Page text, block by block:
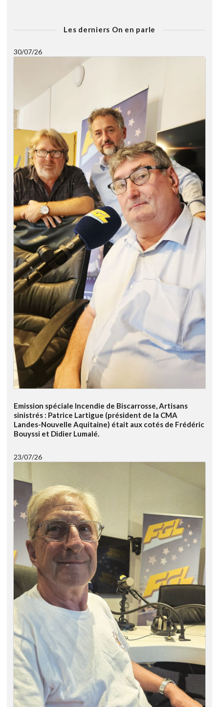
Les derniers On en parle
30/07/26
Emission spéciale Incendie de Biscarrosse, Artisans
sinistrés : Patrice Lartigue (président de la CMA
Landes-Nouvelle Aquitaine) était aux cotés de Frédéric
Bouyssi et Didier Lumalé.
23/07/26